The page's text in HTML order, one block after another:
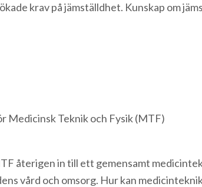
krav på jämställdhet. Kunskap om
Medicinsk Teknik och Fysik (MTF)
återigen in till ett gemensamt
vård och omsorg. Hur kan